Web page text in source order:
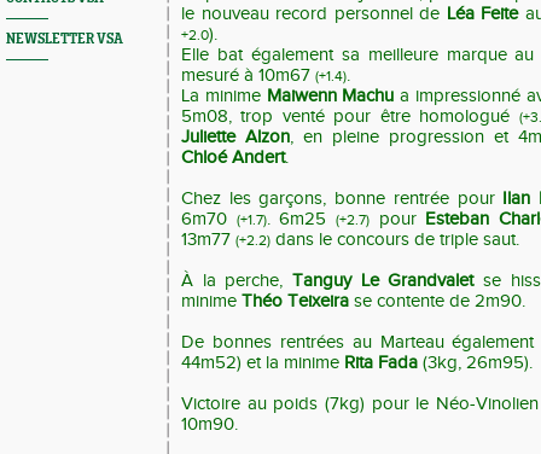
NEWSLETTER VSA
le nouveau record personnel de Léa Feite
+2.0).
Elle bat également sa meilleure marque
mesuré à 10m67 (+1.4).
La minime Maiwenn Machu a impressionné
5m08, trop venté pour être homologué
Juliette Alzon, en pleine progression et
Chloé Andert.
Chez les garçons, bonne rentrée pour Ilan
6m70
(+1.7). 6m25(+2.7) pour Esteban
13m77 (+2.2) dans le concours de triple saut.
À la perche, Tanguy Le Grandvaletse
minime Théo Teixeira se contente de 2m90.
De bonnes rentrées au Marteau
44m52) et la minime Rita Fada (3kg, 26m95).
Victoire au poids (7kg) pour le Néo-
10m90.